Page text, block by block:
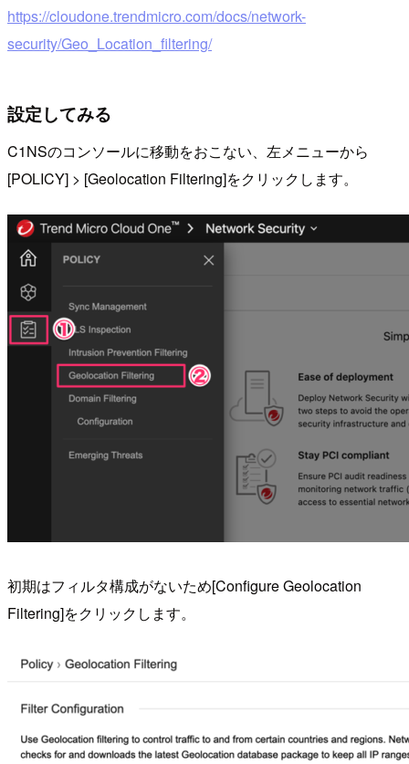
https://cloudone.trendmicro.com/docs/network-
security/Geo_Location_filtering/
設定してみる
C1NSのコンソールに移動をおこない、左メニューから
[POLICY] > [Geolocation Filtering]をクリックします。
初期はフィルタ構成がないため[Configure Geolocation
Filtering]をクリックします。